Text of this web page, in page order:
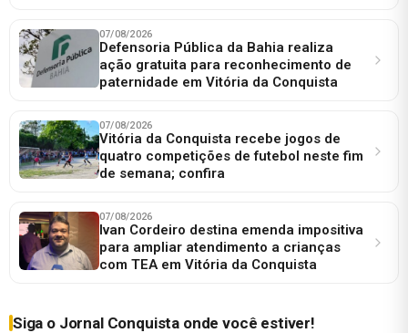
07/08/2026
Defensoria Pública da Bahia realiza
ação gratuita para reconhecimento de
paternidade em Vitória da Conquista
07/08/2026
Vitória da Conquista recebe jogos de
quatro competições de futebol neste fim
de semana; confira
07/08/2026
Ivan Cordeiro destina emenda impositiva
para ampliar atendimento a crianças
com TEA em Vitória da Conquista
Siga o Jornal Conquista onde você estiver!